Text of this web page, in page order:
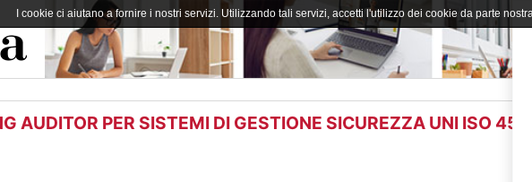
AUDITOR PER SISTEMI DI GESTIONE SICUREZZA UNI ISO
I cookie ci aiutano a fornire i nostri servizi. Utilizzando tali servizi, accetti l'utilizzo dei cookie da parte